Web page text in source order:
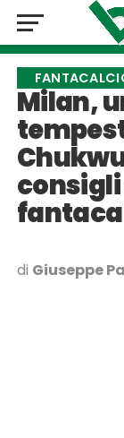
Milan,
di Giuseppe